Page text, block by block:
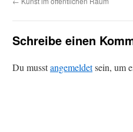
Schreibe einen
Du musstangemeldetsein, um